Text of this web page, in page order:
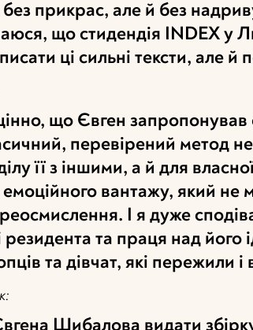
прикрас, але й без
що стидендія INDEX у
ці сильні тексти, але
що Євген запропонував
перевірений метод не
її з іншими, а й для
емоційного вантажу, який не
І я дуже
резидента та праця над його
та дівчат, які пережили
Шибалова видати